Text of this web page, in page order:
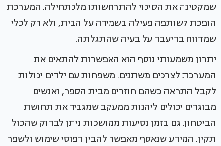
שמקטינה את הסיכוי להתרחשותו מלכתחילה. המערכת
הופכת לשותפה פעילה בשמירה על הבית, ולא רק לכלי
שמדווח בדיעבד על בעיה שהתגלתה.
יתרון משמעותי נוסף הוא האפשרות להתאים את
המערכת לצרכים משתנים. משפחות עם ילדים יכולות
לקבל התראה כשהם חוזרים מבית הספר, ואנשים
מבוגרים יכולים ליהנות ממעקב שמגביר את תחושת
הביטחון. גם בזמן נסיעות ממושכות ניתן לבדוק שהכול
תקין. המידע שנאסף מאפשר להבין דפוסי שימוש ולשפר